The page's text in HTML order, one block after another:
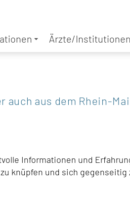
Ärzte/Institutionen
auch aus dem Rhein-
Informationen und
knüpfen und sich gegenseitig